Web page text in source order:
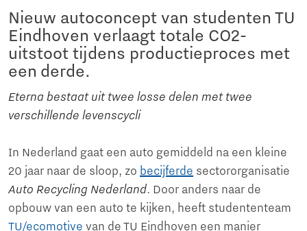
Nieuw autoconcept van studenten TU
Eindhoven verlaagt totale CO2-
uitstoot tijdens productieproces met
een derde.
Eterna bestaat uit twee losse delen met twee
verschillende levenscycli
In Nederland gaat een auto gemiddeld na een kleine
20 jaar naar de sloop, zo becijferde sectororganisatie
Auto Recycling Nederland. Door anders naar de
opbouw van een auto te kijken, heeft studententeam
TU/ecomotive van de TU Eindhoven een manier